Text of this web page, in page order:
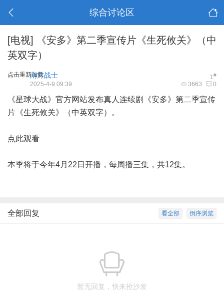
综合讨论区
[电视]
《安多》第二季宣传片《生死攸关》（中
英双字）
点击重新加载 1#
南方战士
3663 0
2025-4-9 09:39
《星球大战》官方网站发布真人连续剧《安多》第二季宣传
片《生死攸关》（中英双字）。
点此观看
本季将于今年4月22日开播，每周播三集，共12集。
倒序浏览
看全部
全部回复
暂无回复，快来抢沙发